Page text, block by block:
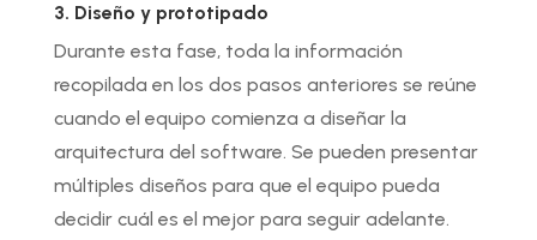
3. Diseño y prototipado
Durante esta fase, toda la información
recopilada en los dos pasos anteriores se reúne
cuando el equipo comienza a diseñar la
arquitectura del software. Se pueden presentar
múltiples diseños para que el equipo pueda
decidir cuál es el mejor para seguir adelante.